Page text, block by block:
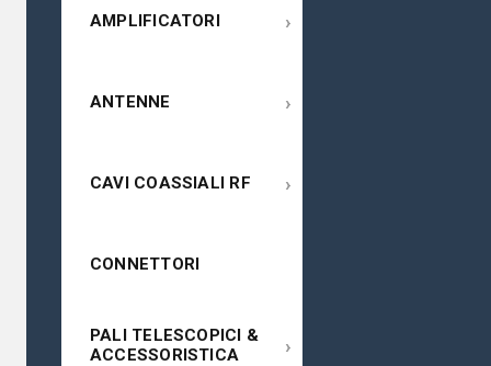
AMPLIFICATORI ›
ANTENNE ›
CAVI COASSIALI RF ›
CONNETTORI
PALI TELESCOPICI &
ACCESSORISTICA
›